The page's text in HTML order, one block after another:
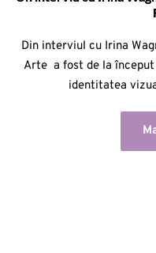
Din interviul cu Irina
Arte a fost de la început
identitatea